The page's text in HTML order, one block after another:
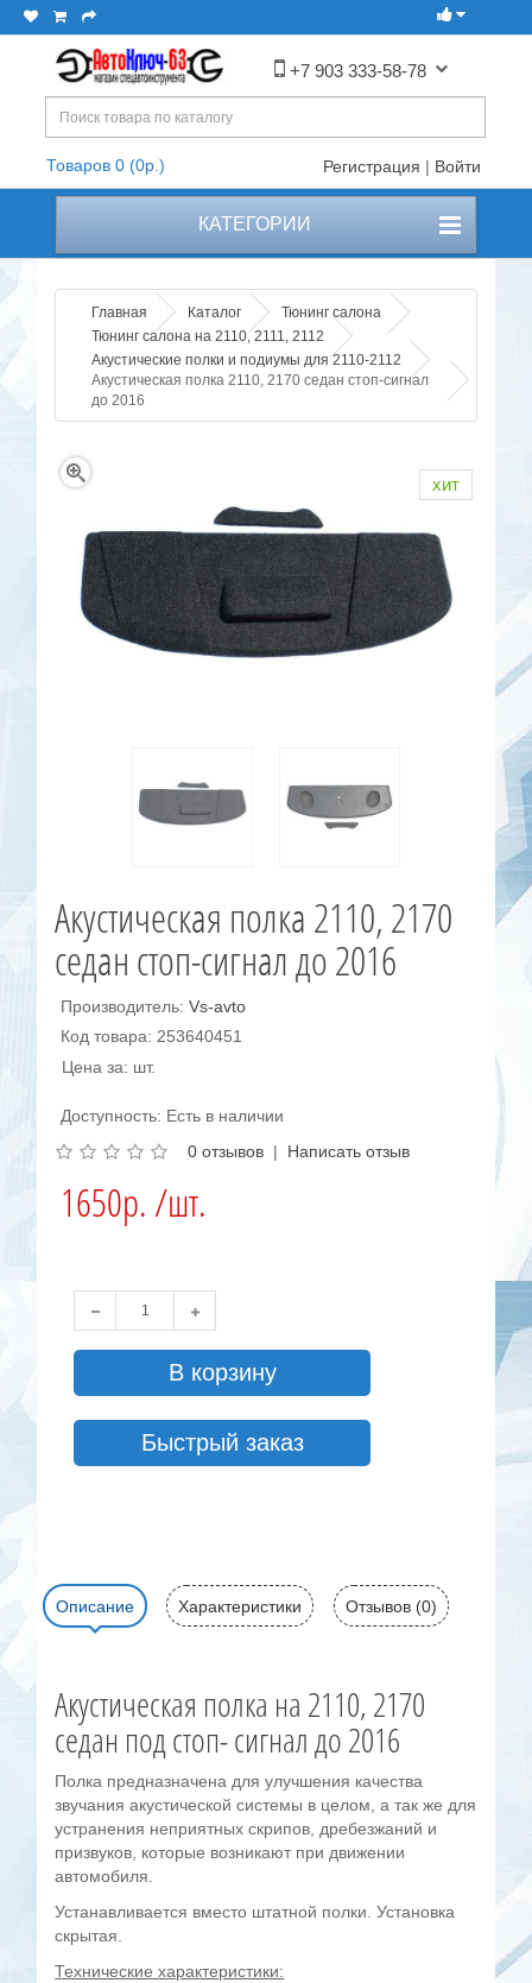
+7 903 333-58-78
Товаров 0 (0р.) Регистрация | Войти
КАТЕГОРИИ
Главная Каталог
Тюнинг салона
Тюнинг салона на 2110, 2111, 2112
Акустические полки и подиумы для 2110-2112
Акустическая полка 2110, 2170 седан стоп-сигнал
до 2016
хит
Акустическая полка 2110, 2170
седан стоп-сигнал до 2016
Производитель:Vs-avto
Код товара: 253640451
Цена за: шт.
Доступность: Есть в наличии
0 отзывов | Написать отзыв
1650р. /шт.
В корзину
Быстрый заказ
Описание Характеристики Отзывов (0)
Акустическая полка на 2110, 2170
седан под стоп- сигнал до 2016
Полка предназначена для улучшения качества
звучания акустической системы в целом, а так же для
устранения неприятных скрипов, дребезжаний и
призвуков, которые возникают при движении
автомобиля.
Устанавливается вместо штатной полки. Установка
скрытая.
Технические характеристики: